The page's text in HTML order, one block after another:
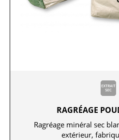
RAGRÉAGE
Ragréage minéral sec
extérieur,